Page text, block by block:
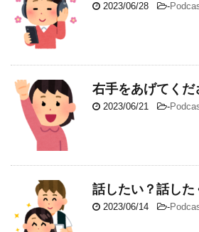
2023/06/28 -
右手をあげてくだ
2023/06/21 -
話したい？話した
2023/06/14 -